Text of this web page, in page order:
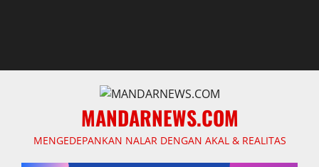
MANDARNEWS.COM
MENGEDEPANKAN NALAR DENGAN AKAL & REALITAS